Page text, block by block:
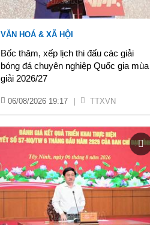
VĂN HOÁ & XÃ HỘI
Bốc thăm, xếp lịch thi đấu các giải
bóng đá chuyên nghiệp Quốc gia mùa
giải 2026/27
06/08/2026 19:17 TTXVN